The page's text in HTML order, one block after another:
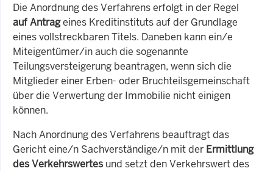
Die Anordnung des Verfahrens erfolgt in der Regel
auf Antrageines Kreditinstituts auf der Grundlage
eines vollstreckbaren Titels. Daneben kann ein/e
Miteigentümer/in auch die sogenannte
Teilungsversteigerung beantragen, wenn sich die
Mitglieder einer Erben- oder Bruchteilsgemeinschaft
über die Verwertung der Immobilie nicht einigen
können.
Nach Anordnung des Verfahrens beauftragt das
Gericht eine/n Sachverständige/n mit der Ermittlung
des Verkehrswertes und setzt den Verkehrswert des